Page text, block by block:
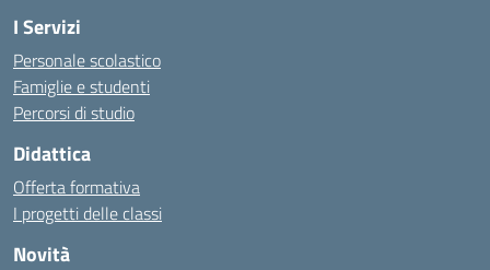
I Servizi
Personale scolastico
Famiglie e studenti
Percorsi di studio
Didattica
Offerta formativa
I progetti delle classi
Novità